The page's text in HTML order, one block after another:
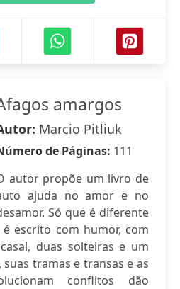
amargos
Marcio Pitliuk
de Páginas: 111
autor propõe um livro de
ajuda no amor e no
Só que é diferente
é escrito com humor, com
duas solteiras e um
tramas e transas e as
conflitos dão